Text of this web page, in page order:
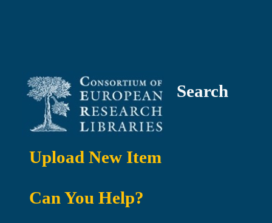
Search
Upload New Item
Can You Help?